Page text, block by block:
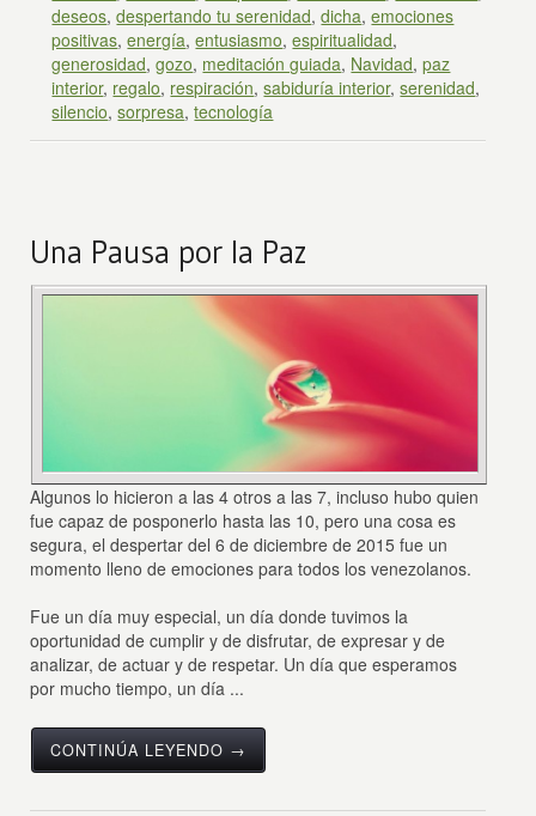
deseos,despertando tu serenidad,dicha,emociones
positivas,energía,entusiasmo,espiritualidad,
generosidad,gozo, meditación guiada, Navidad,paz
interior, regalo, respiración,sabiduría interior,serenidad,
silencio,sorpresa,tecnología
Una Pausa por la Paz
Algunos lo hicieron a las 4 otros a las 7, incluso hubo quien
fue capaz de posponerlo hasta las 10, pero una cosa es
segura, el despertar del 6 de diciembre de 2015 fue un
momento lleno de emociones para todos los venezolanos.
Fue un día muy especial, un día donde tuvimos la
oportunidad de cumplir y de disfrutar, de expresar y de
analizar, de actuar y de respetar. Un día que esperamos
por mucho tiempo, un día ...
CONTINÚA LEYENDO →